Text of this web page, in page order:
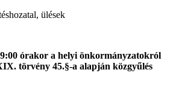
ülések
órakor a helyi önkormányzatokról
törvény 45.§-a alapján közgyűlés